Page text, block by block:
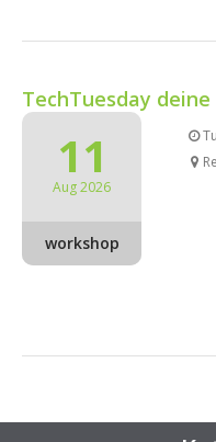
TechTuesday
11
Aug 2026
workshop